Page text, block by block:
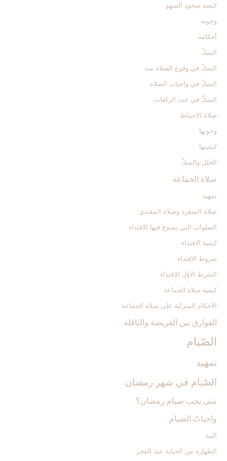
كيفية سجود السهو
وجوبه
أحكامه
الشكّ‏
الشكّ في وقوع الصلاة منه‏
الشكّ في واجبات الصلاة
الشكّ في عدد الركعات‏
صلاة الاحتياط
وجوبها
كيفيتها
الخلل والشكّ
صلاة الجماعة
تمهيد
صلاة المنفرد وصلاة المقتدي
الصلوات التي يسوغ فيها الاقتداء
كيفية الاقتداء
شروط الاقتداء
الشرط الأوّل للاقتداء
كيفية صلاة الجماعة
الأحكام المترتّبة على صلاة الجماعة
الفوارق بين الفريضة والنافلة
الصّيام‏
تمهيد
الصّيام في شهر رمضان‏
متى يجب صيام رمضان؟
واجباتُ الصيام‏
النية
الطهارة من الجنابة عند الفجر